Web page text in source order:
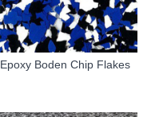
Epoxy Boden Chip Flakes